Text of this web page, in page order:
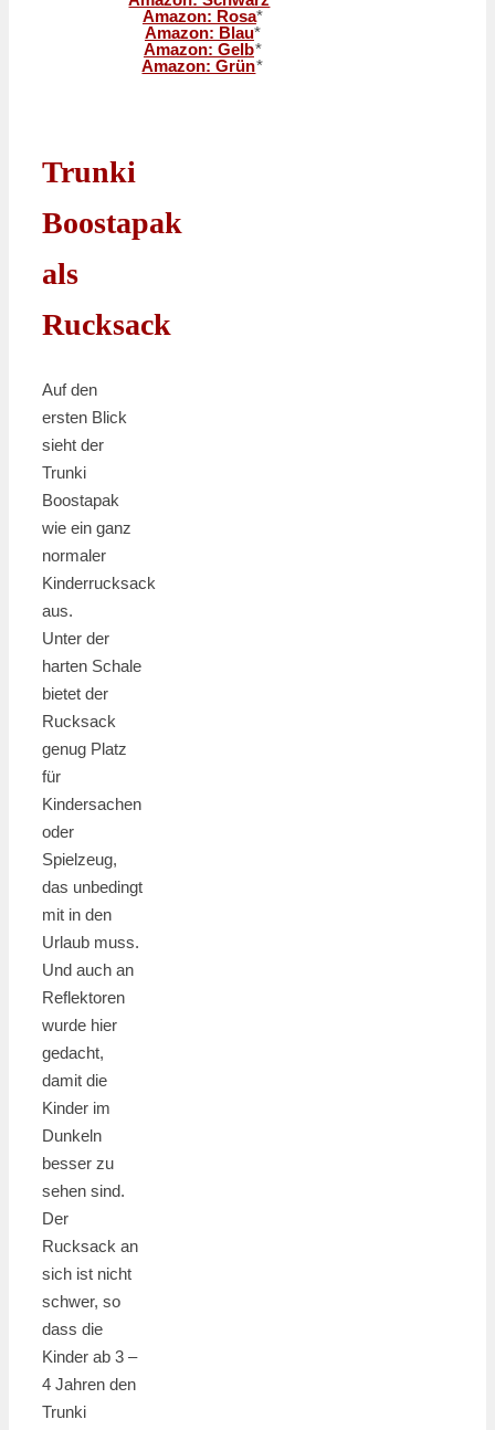
Amazon: Rosa*
Amazon: Blau*
Amazon: Gelb*
Amazon: Grün*
Trunki
Boostapak
als
Rucksack
Auf den
ersten Blick
sieht der
Trunki
Boostapak
wie ein ganz
normaler
Kinderrucksack
aus.
Unter der
harten Schale
bietet der
Rucksack
genug Platz
für
Kindersachen
oder
Spielzeug,
das unbedingt
mit in den
Urlaub muss.
Und auch an
Reflektoren
wurde hier
gedacht,
damit die
Kinder im
Dunkeln
besser zu
sehen sind.
Der
Rucksack an
sich ist nicht
schwer, so
dass die
Kinder ab 3 –
4 Jahren den
Trunki